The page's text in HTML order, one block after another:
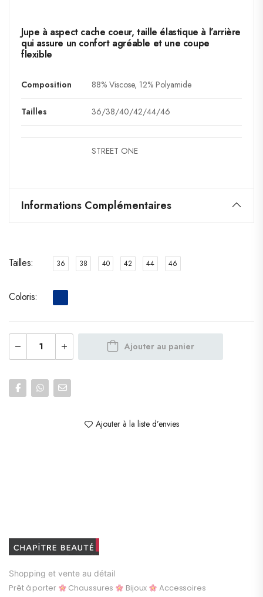
Jupe à aspect cache coeur, taille élastique à l’arrière
qui assure un confort agréable et une coupe
flexible
Composition 88% Viscose, 12% Polyamide
Tailles 36/38/40/42/44/46
STREET ONE
Informations Complémentaires
Tailles 36 38 40 42 44 46
Coloris
Ajouter au panier
Ajouter à la liste d’envies
Shopping et vente au détail
Prêt à porter Chaussures Bijoux Accessoires